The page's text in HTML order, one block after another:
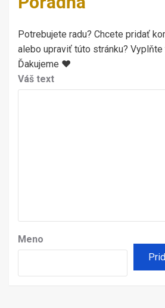
Potrebujete radu? Chcete pridať
alebo upraviť túto stránku?
Ďakujeme ♥
Váš text
Meno